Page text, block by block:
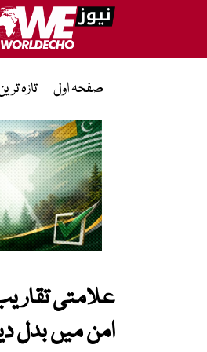
صفحہ اول تازہ
علامتی
امن میں بدل